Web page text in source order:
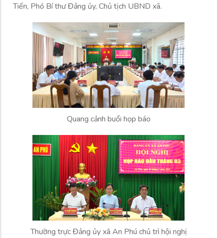
Tiến, Phó Bí thư Đảng ủy, Chủ tịch UBND xã.
Quang cảnh buổi họp báo
Thường trực Đảng ủy xã An Phú chủ trì hội nghị